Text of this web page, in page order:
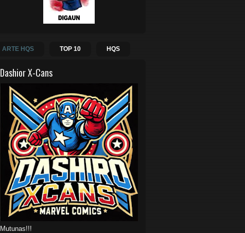
ARTE HQS TOP 10 HQS
Dashior X-Cans
Mutunas!!!